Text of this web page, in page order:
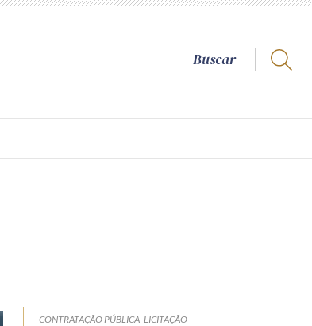
CONTRATAÇÃO PÚBLICA LICITAÇÃO